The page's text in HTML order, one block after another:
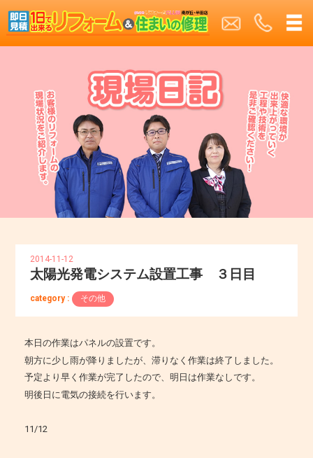
2014-11-12
太陽光発電システム設置工事 ３日目
category : その他
本日の作業はパネルの設置です。
朝方に少し雨が降りましたが、滞りなく作業は終了しました。
予定より早く作業が完了したので、明日は作業なしです。
明後日に電気の接続を行います。
11/12